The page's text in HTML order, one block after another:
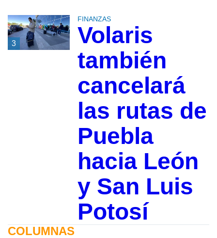
3
FINANZAS
Volaris
también
cancelará
las rutas de
Puebla
hacia León
y San Luis
Potosí
COLUMNAS